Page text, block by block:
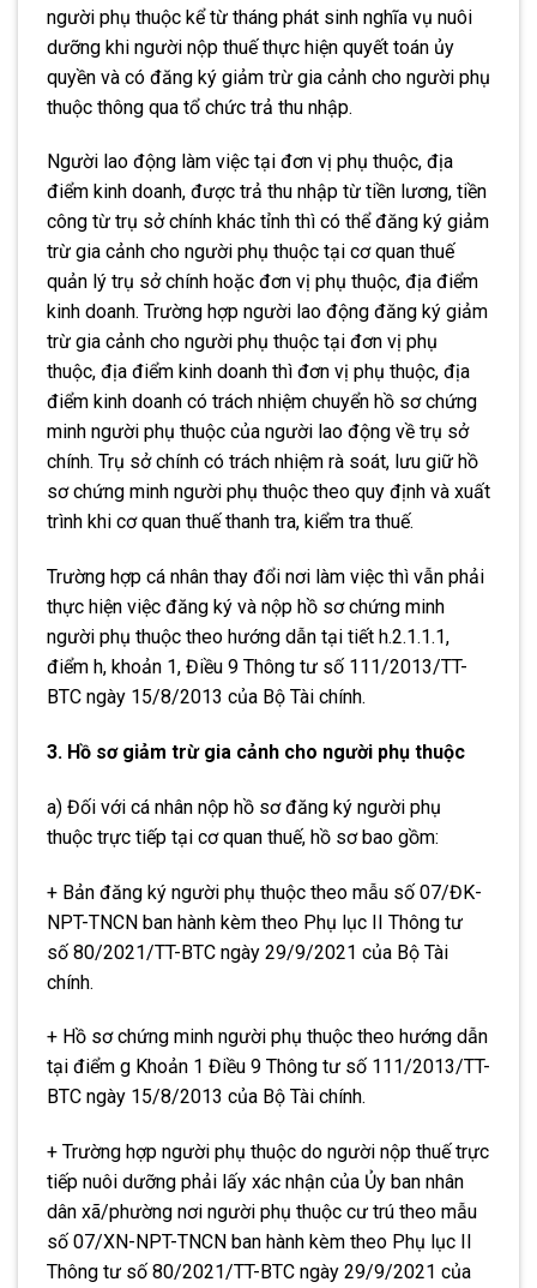
người phụ thuộc kể từ tháng phát sinh nghĩa vụ nuôi
dưỡng khi người nộp thuế thực hiện quyết toán ủy
quyền và có đăng ký giảm trừ gia cảnh cho người phụ
thuộc thông qua tổ chức trả thu nhập.
Người lao động làm việc tại đơn vị phụ thuộc, địa
điểm kinh doanh, được trả thu nhập từ tiền lương, tiền
công từ trụ sở chính khác tỉnh thì có thể đăng ký giảm
trừ gia cảnh cho người phụ thuộc tại cơ quan thuế
quản lý trụ sở chính hoặc đơn vị phụ thuộc, địa điểm
kinh doanh. Trường hợp người lao động đăng ký giảm
trừ gia cảnh cho người phụ thuộc tại đơn vị phụ
thuộc, địa điểm kinh doanh thì đơn vị phụ thuộc, địa
điểm kinh doanh có trách nhiệm chuyển hồ sơ chứng
minh người phụ thuộc của người lao động về trụ sở
chính. Trụ sở chính có trách nhiệm rà soát, lưu giữ hồ
sơ chứng minh người phụ thuộc theo quy định và xuất
trình khi cơ quan thuế thanh tra, kiểm tra thuế.
Trường hợp cá nhân thay đổi nơi làm việc thì vẫn phải
thực hiện việc đăng ký và nộp hồ sơ chứng minh
người phụ thuộc theo hướng dẫn tại tiết h.2.1.1.1,
điểm h, khoản 1, Điều 9 Thông tư số 111/2013/TT-
BTC ngày 15/8/2013 của Bộ Tài chính.
3. Hồ sơ giảm trừ gia cảnh cho người phụ thuộc
a) Đối với cá nhân nộp hồ sơ đăng ký người phụ
thuộc trực tiếp tại cơ quan thuế, hồ sơ bao gồm:
+ Bản đăng ký người phụ thuộc theo mẫu số 07/ĐK-
NPT-TNCN ban hành kèm theo Phụ lục II Thông tư
số 80/2021/TT-BTC ngày 29/9/2021 của Bộ Tài
chính.
+ Hồ sơ chứng minh người phụ thuộc theo hướng dẫn
tại điểm g Khoản 1 Điều 9 Thông tư số 111/2013/TT-
BTC ngày 15/8/2013 của Bộ Tài chính.
+ Trường hợp người phụ thuộc do người nộp thuế trực
tiếp nuôi dưỡng phải lấy xác nhận của Ủy ban nhân
dân xã/phường nơi người phụ thuộc cư trú theo mẫu
số 07/XN-NPT-TNCN ban hành kèm theo Phụ lục II
Thông tư số 80/2021/TT-BTC ngày 29/9/2021 của